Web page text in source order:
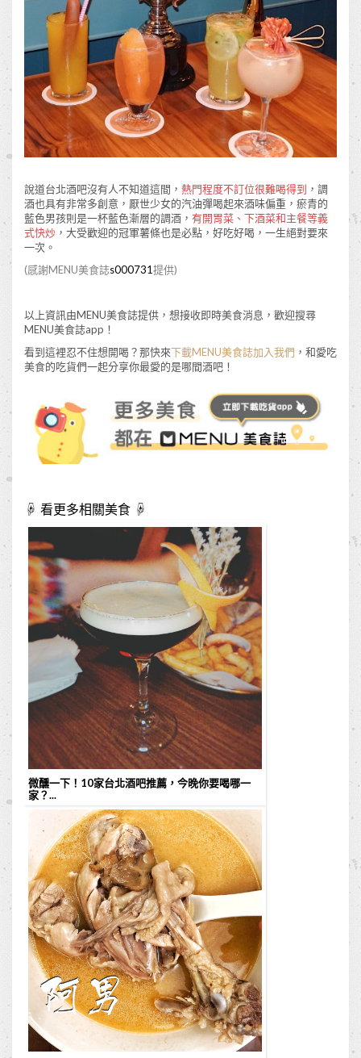
說道台北酒吧沒有人不知道這間， 熱門程度不訂位很難喝得到 ，調
酒也具有非常多創意，厭世少女的汽油彈喝起來酒味偏重，瘀青的
藍色男孩則是一杯藍色漸層的調酒， 有開胃菜、下酒菜和主餐等義
式快炒 ，大受歡迎的冠軍薯條也是必點，好吃好喝，一生絕對要來
一次。
(感謝MENU美食誌s000731提供)
以上資訊由MENU美食誌提供，想接收即時美食消息，歡迎搜尋
MENU美食誌app！
看到這裡忍不住想開喝？那快來下載MENU美食誌加入我們 ，和愛吃
美食的吃貨們一起分享你最愛的是哪間酒吧！
☟ 看更多相關美食 ☟
微醺一下！10家台北酒吧推薦，今晚你要喝哪一
家？...